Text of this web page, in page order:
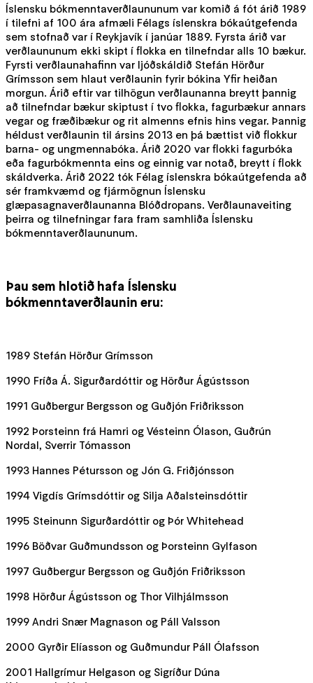
Íslensku bókmenntaverðlaununum var komið á fót árið 1989
í tilefni af 100 ára afmæli Félags íslenskra bókaútgefenda
sem stofnað var í Reykjavík í janúar 1889. Fyrsta árið var
verðlaununum ekki skipt í flokka en tilnefndar alls 10 bækur.
Fyrsti verðlaunahafinn var ljóðskáldið Stefán Hörður
Grímsson sem hlaut verðlaunin fyrir bókina Yfir heiðan
morgun. Árið eftir var tilhögun verðlaunanna breytt þannig
að tilnefndar bækur skiptust í tvo flokka, fagurbækur annars
vegar og fræðibækur og rit almenns efnis hins vegar. Þannig
héldust verðlaunin til ársins 2013 en þá bættist við flokkur
barna- og ungmennabóka. Árið 2020 var flokki fagurbóka
eða fagurbókmennta eins og einnig var notað, breytt í flokk
skáldverka. Árið 2022 tók Félag íslenskra bókaútgefenda að
sér framkvæmd og fjármögnun Íslensku
glæpasagnaverðlaunanna Blóðdropans. Verðlaunaveiting
þeirra og tilnefningar fara fram samhliða Íslensku
bókmenntaverðlaununum.
Þau sem hlotið hafa Íslensku
bókmenntaverðlaunin eru:
1989 Stefán Hörður Grímsson
1990 Fríða Á. Sigurðardóttir og Hörður Ágústsson
1991 Guðbergur Bergsson og Guðjón Friðriksson
1992 Þorsteinn frá Hamri og Vésteinn Ólason, Guðrún
Nordal, Sverrir Tómasson
1993 Hannes Pétursson og Jón G. Friðjónsson
1994 Vigdís Grímsdóttir og Silja Aðalsteinsdóttir
1995 Steinunn Sigurðardóttir og Þór Whitehead
1996 Böðvar Guðmundsson og Þorsteinn Gylfason
1997 Guðbergur Bergsson og Guðjón Friðriksson
1998 Hörður Ágústsson og Thor Vilhjálmsson
1999 Andri Snær Magnason og Páll Valsson
2000 Gyrðir Elíasson og Guðmundur Páll Ólafsson
2001 Hallgrímur Helgason og Sigríður Dúna